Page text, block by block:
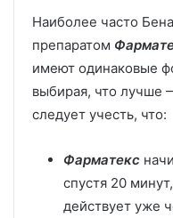
Наиболее часто
препаратом
имеют одинаковые
выбирая, что лучше
следует учесть, что:
Фарматекс
спустя 20
действует уже